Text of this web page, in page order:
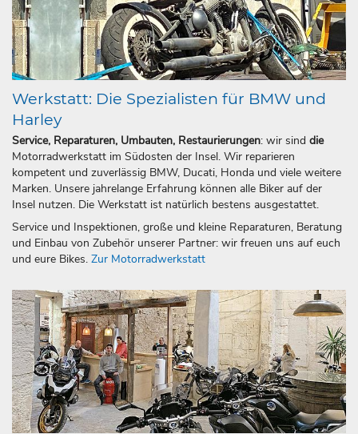
Werkstatt: Die Spezialisten für BMW und
Harley
Service, Reparaturen, Umbauten, Restaurierungen: wir sind die
Motorradwerkstatt im Südosten der Insel. Wir reparieren
kompetent und zuverlässig BMW, Ducati, Honda und viele weitere
Marken. Unsere jahrelange Erfahrung können alle Biker auf der
Insel nutzen. Die Werkstatt ist natürlich bestens ausgestattet.
Service und Inspektionen, große und kleine Reparaturen, Beratung
und Einbau von Zubehör unserer Partner: wir freuen uns auf euch
und eure Bikes. Zur Motorradwerkstatt